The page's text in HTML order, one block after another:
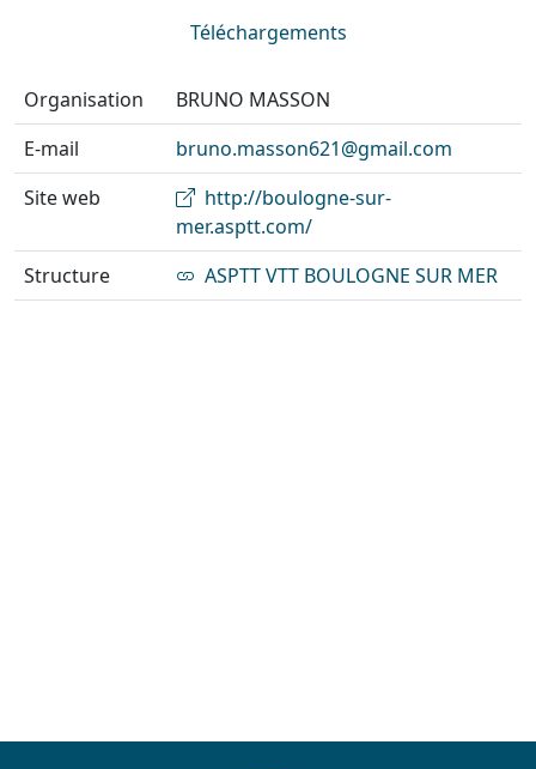
Téléchargements
Organisation
BRUNO MASSON
E-mail
bruno.masson621@gmail.com
Site web
http://boulogne-sur-
mer.asptt.com/
Structure
ASPTT VTT BOULOGNE SUR MER